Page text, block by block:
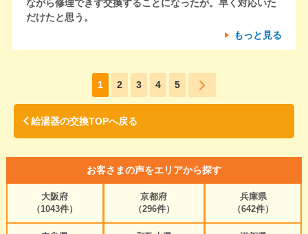
ながら修理できず交換することになったが。早く対応いた
だけたと思う。
もっと見る
1 2 3 4 5
給湯器の交換TOPへ戻る
お客さまの声をエリアから探す
大阪府
（1043件）
京都府
（296件）
兵庫県
（642件）